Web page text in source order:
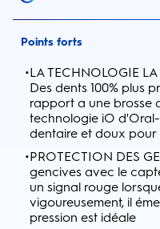
Points forts
•LA TECHNOLOGIE
Des dents 100% plus
rapport a une brosse
technologie iO
dentaire et doux pour
•PROTECTION DES
gencives avec le
un signal rouge
vigoureusement, il
pression est idéale